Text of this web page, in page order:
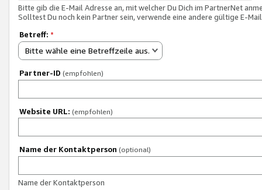
Bitte gib die E-Mail Adresse an, mit welcher Du Dich im PartnerNet
Solltest Du noch kein Partner sein, verwende eine andere gültige E-
Betreff: *
Bitte wähle eine Betreffzeile aus.
Partner-ID (empfohlen)
Website URL: (empfohlen)
Name der Kontaktperson (optional)
Name der Kontaktperson